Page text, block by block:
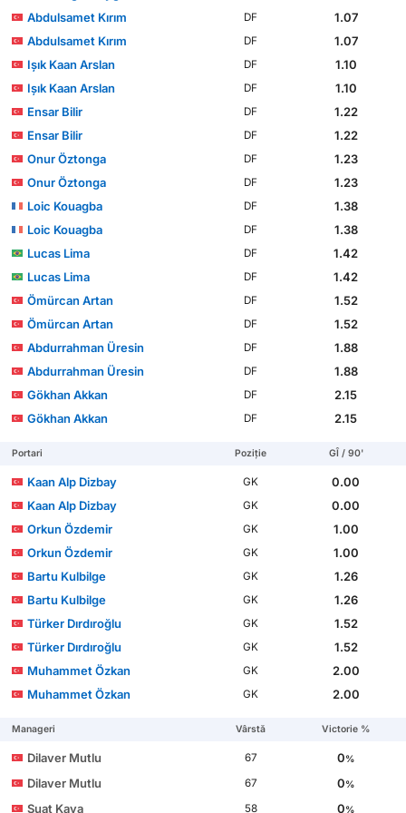
Abdulsamet Kırım
DF
1.07
Abdulsamet Kırım
DF
1.07
Işık Kaan Arslan
DF
1.10
Işık Kaan Arslan
DF
1.10
Ensar Bilir
DF
1.22
Ensar Bilir
DF
1.22
Onur Öztonga
DF
1.23
Onur Öztonga
DF
1.23
Loic Kouagba
DF
1.38
Loic Kouagba
DF
1.38
Lucas Lima
DF
1.42
Lucas Lima
DF
1.42
Ömürcan Artan
DF
1.52
Ömürcan Artan
DF
1.52
Abdurrahman Üresin
DF
1.88
Abdurrahman Üresin
DF
1.88
Gökhan Akkan
DF
2.15
Gökhan Akkan
DF 2.15
Portari Poziție GÎ / 90'
Kaan Alp Dizbay GK
0.00
Kaan Alp Dizbay
GK
0.00
Orkun Özdemir
GK
1.00
Orkun Özdemir
GK
1.00
Bartu Kulbilge
GK
1.26
Bartu Kulbilge
GK
1.26
Türker Dırdıroğlu
GK
1.52
Türker Dırdıroğlu
GK
1.52
Muhammet Özkan
GK
2.00
Muhammet Özkan
GK 2.00
Manageri Vârstă Victorie %
Dilaver Mutlu 67 0%
Dilaver Mutlu 67 0%
Suat Kaya 58 0%